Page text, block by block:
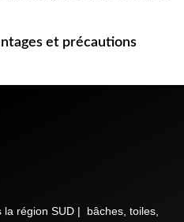
et précautions
la région SUD | bâches, toiles,